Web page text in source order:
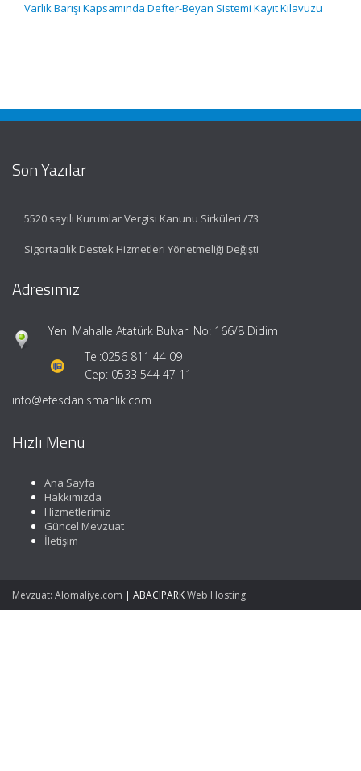
Varlık Barışı Kapsamında Defter-Beyan Sistemi Kayıt Kılavuzu
Son Yazılar
5520 sayılı Kurumlar Vergisi Kanunu Sirküleri /73
Sigortacılık Destek Hizmetleri Yönetmeliği Değişti
Adresimiz
Yeni Mahalle Atatürk Bulvarı No: 166/8 Didim
Tel:0256 811 44 09
Cep: 0533 544 47 11
info@efesdanismanlik.com
Hızlı Menü
Ana Sayfa
Hakkımızda
Hizmetlerimiz
Güncel Mevzuat
İletişim
Mevzuat: Alomaliye.com | ABACIPARKWeb Hosting